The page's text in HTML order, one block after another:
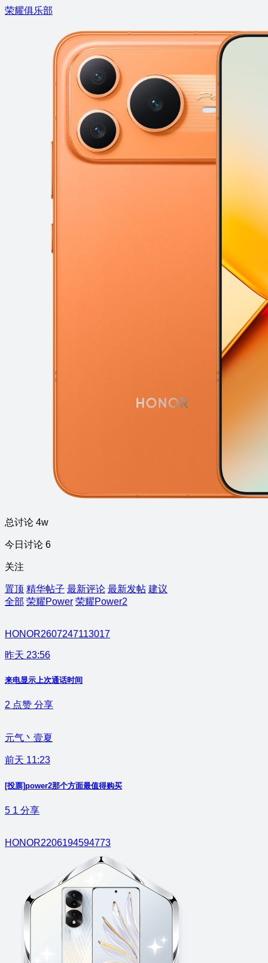
荣耀俱乐部
总讨论 4w
今日讨论 6
关注
置顶 精华帖子 最新评论 最新发帖 建议
全部 荣耀Power 荣耀Power2
HONOR2607247113017
昨天 23:56
来电显示上次通话时间
2 点赞 分享
元气丶壹夏
前天 11:23
[投票]power2那个方面最值得购买
5 1 分享
HONOR2206194594773